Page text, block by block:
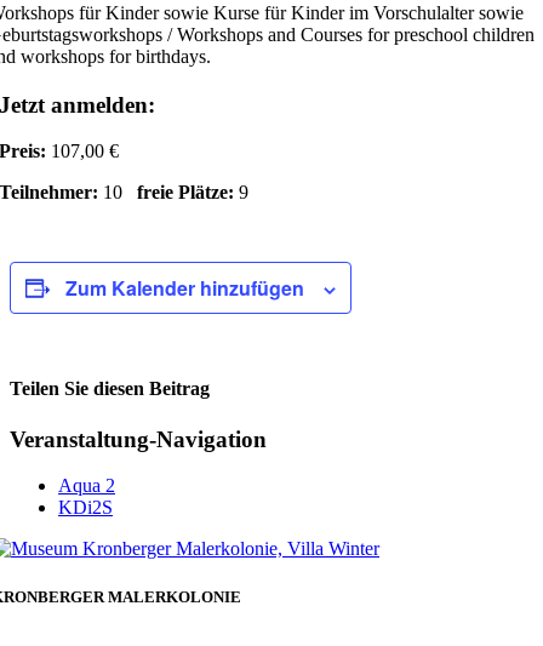
für Kinder sowie Kurse für Kinder im Vorschulalter sowie
/ Workshops and Courses for preschool children
workshops for birthdays.
Jetzt anmelden:
Preis: 107,00 €
Teilnehmer: 10freie Plätze: 9
Zum Kalender hinzufügen
Teilen Sie diesen Beitrag
Facebook
Veranstaltung-Navigation
Aqua 2
KDi2S
MALERKOLONIE